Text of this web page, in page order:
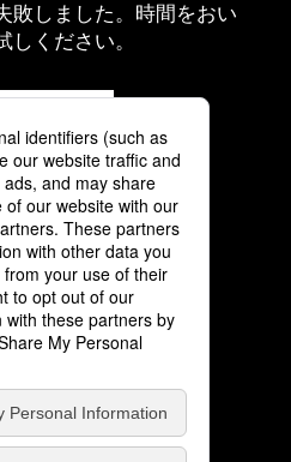
敗しました。時間をおい
しください。